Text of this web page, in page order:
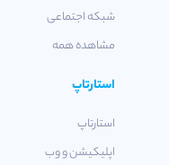
شبکه اجتماعی
مشاهده همه
استارتاپ
استارتاپ
اپلیکیشن و وب